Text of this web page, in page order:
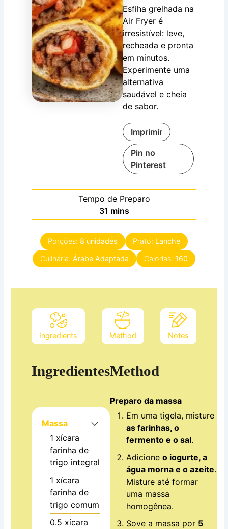
Esfiha grelhada na
Air Fryer é
irresistível: leve,
recheada e pronta
em minutos.
Experimente uma
alternativa
saudável e cheia
de sabor.
Imprimir
Pin no
Pinterest
Tempo de Preparo
31 minutes
mins
Porções: 8 unidades Prato: Lanche
Culinária: Árabe Adaptada Calorias: 160
Ingredients Method Notes
Ingredientes
Massa
1 xícara
farinha de
trigo integral
1 xícara
farinha de
trigo comum
0.5 xícara
Method
Preparo da massa
Em uma tigela, misture
as farinhas, o
fermento e o sal.
Adicioneo iogurte, a
água morna e o azeite.
Misture até formar
uma massa
homogênea.
Sove a massa por 5